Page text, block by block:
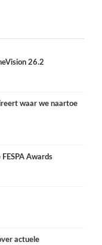
26.2
waar we naartoe
Awards
actuele